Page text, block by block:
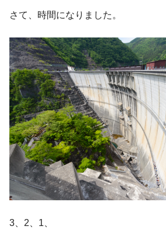
さて、時間になりました。
3、2、1、